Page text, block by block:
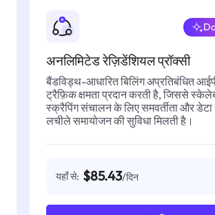
अनलिमिटेड रेज़िडेंशियल प्रॉक्सी
बैंडविड्थ-आधारित बिलिंग अप्रतिबंधित
ट्रैफ़िक क्षमता प्रदान करती है, जिससे
स्क्रैपिंग संचालन के लिए समवर्तीता और
लचीले समायोजन की सुविधा मिलती है।
यहाँ से: $85.43/दिन